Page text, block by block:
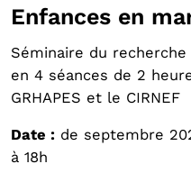
Enfances en
Séminaire du
en 4 séances de 2
GRHAPES et le CIRNEF
Date : de septembre
à 18h